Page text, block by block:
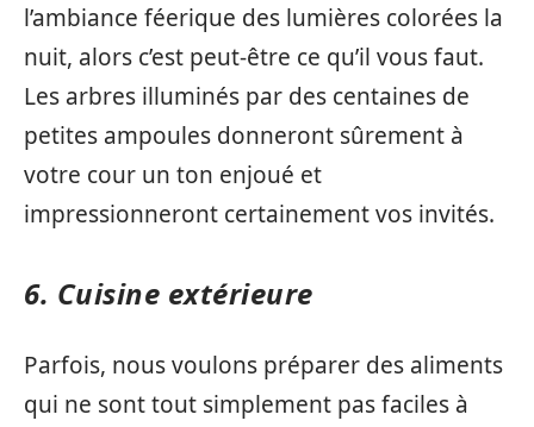
l’ambiance féerique des lumières colorées la
nuit, alors c’est peut-être ce qu’il vous faut.
Les arbres illuminés par des centaines de
petites ampoules donneront sûrement à
votre cour un ton enjoué et
impressionneront certainement vos invités.
6. Cuisine extérieure
Parfois, nous voulons préparer des aliments
qui ne sont tout simplement pas faciles à